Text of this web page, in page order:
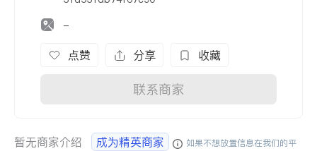
-
点赞 分享 收藏
联系商家
暂无商家介绍 成为精英商家
如果不想放置信息在我们的平